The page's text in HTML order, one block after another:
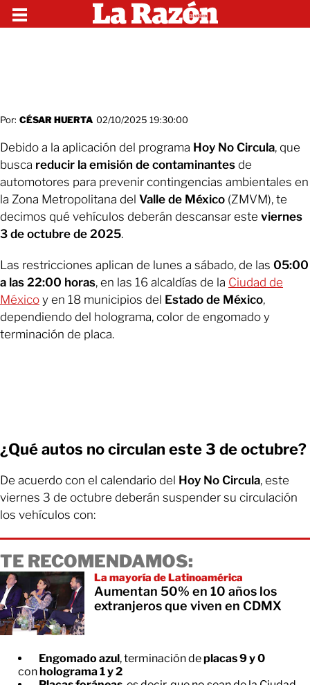
Por: CÉSAR HUERTA 02/10/2025 19:30:00
Debido a la aplicación del programa Hoy No Circula, que
busca reducir la emisión de contaminantes de
automotores para prevenir contingencias ambientales en
la Zona Metropolitana del Valle de México (ZMVM), te
decimos qué vehículos deberán descansar este viernes
3 de octubre de 2025.
Las restricciones aplican de lunes a sábado, de las 05:00
a las 22:00 horas, en las 16 alcaldías de la Ciudad de
México y en 18 municipios del Estado de México,
dependiendo del holograma, color de engomado y
terminación de placa.
¿Qué autos no circulan este 3 de octubre?
De acuerdo con el calendario del Hoy No Circula, este
viernes 3 de octubre deberán suspender su circulación
los vehículos con:
TE RECOMENDAMOS:
La mayoría de Latinoamérica
Aumentan 50% en 10 años los
extranjeros que viven en CDMX
Engomado azul, terminación deplacas 9 y 0
conholograma 1 y 2